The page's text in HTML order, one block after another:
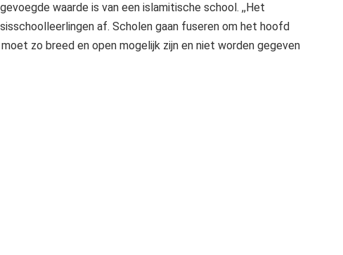
waarde is van een islamitische school. ,,Het
af. Scholen gaan fuseren om het hoofd
moet zo breed en open mogelijk zijn en niet worden gegeven